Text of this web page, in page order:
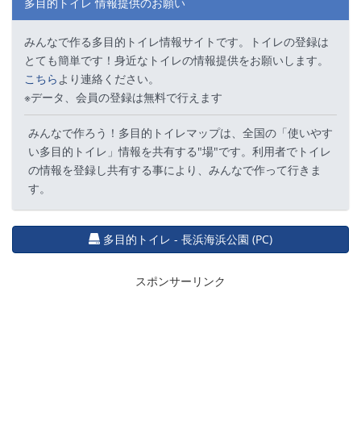
みんなで作る多目的トイレ情報サイトです。トイレの登録は
とても簡単です！身近なトイレの情報提供をお願いします。
こちらより連絡ください。
※データ、会員の登録は無料で行えます
みんなで作ろう！多目的トイレマップは、全国の「使いやす
い多目的トイレ」情報を共有する"場"です。利用者でトイレ
の情報を登録し共有する事により、みんなで作って行きま
す。
多目的トイレ - 長浜海浜公園 (PC)
スポンサーリンク